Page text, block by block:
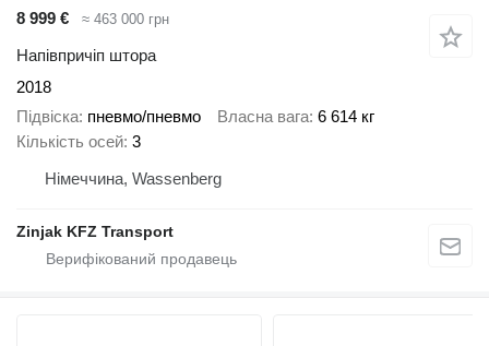
8 999 €
≈ 463 000 грн
Напівпричіп штора
2018
Підвіска пневмо/пневмо Власна вага 6 614 кг
Кількість осей 3
Німеччина, Wassenberg
Zinjak KFZ Transport